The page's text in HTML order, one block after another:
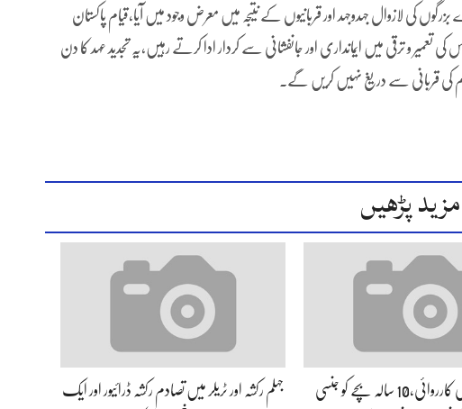
لازوال جہدوجہد اور قربانیوں کے نتیجہ میں معرض وجود میں آیا،قیام پاکستان
و ترقی میں ایمانداری اور جانفشانی سے کردار ادا کرتے رہیں،یہ تجدید عہد کا دن
کی قربانی سے دریغ نہیں کریں گے۔
مزید پڑھیں
جہلم پولیس کی کارروائی،10 سالہ بچے کو جنسی
جہلم رکشہ اور ٹریلر میں تصادم رکشہ ڈرائیور اور ایک